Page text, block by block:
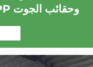
وحقائب الجوت PP بسعة 1500 كجم/ساعة